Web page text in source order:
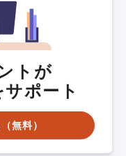
トが
ポート
無料）